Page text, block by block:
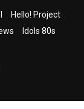
Hello! Project
Idols 80s